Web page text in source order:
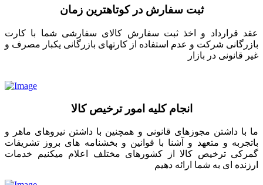
ثبت سفارش در کوتاهترین زمان
عقد قرارداد و اخذ ثبت سفارش کالای سفارشی شما با کارت
بازرگانی شرکت و عدم استفاده از کارتهای بازرگانی یکبار مصرف و
غیر قانونی در بازار
انجام کلیه امور ترخیص کالا
ما با داشتن مجوزهای قانونی و همچنین با داشتن نیروهای ماهر و
باتجربه و متعهد و آشنا با قوانین و بخشنامه های بروز تشریفات
گمرکی ترخیص کالا از کشورهای مختلف اعلام میکنیم خدمات
ارزنده ای به شما ارائه دهیم